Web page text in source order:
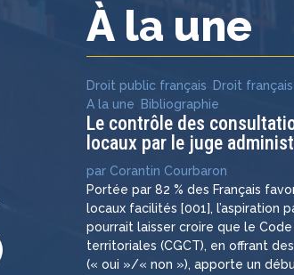
À la une
Droit public français Droit français
A la une
Bibliographie
Le contrôle des
locaux par le juge
par Corantin Courbaron
Portée par 82 % des Français
locaux facilités [001], l’aspiration
pourrait laisser croire que le
territoriales (CGCT), en offrant
(« oui »/« non »), apporte un